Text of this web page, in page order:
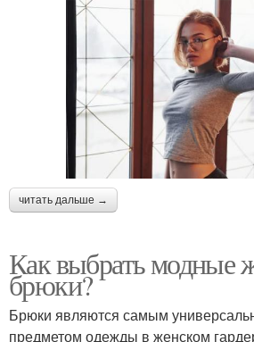
читать дальше →
Как выбрать модные
брюки?
Брюки являются самым
предметом одежды в женском